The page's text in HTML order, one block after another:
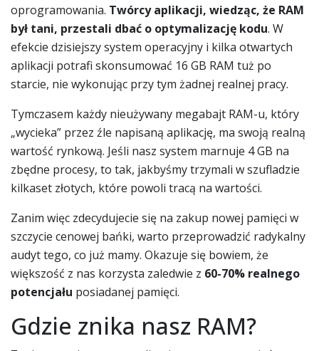
oprogramowania. Twórcy aplikacji, wiedząc, że RAM
był tani, przestali dbać o optymalizację kodu. W
efekcie dzisiejszy system operacyjny i kilka otwartych
aplikacji potrafi skonsumować 16 GB RAM tuż po
starcie, nie wykonując przy tym żadnej realnej pracy.
Tymczasem każdy nieużywany megabajt RAM-u, który
„wycieka” przez źle napisaną aplikację, ma swoją realną
wartość rynkową. Jeśli nasz system marnuje 4 GB na
zbędne procesy, to tak, jakbyśmy trzymali w szufladzie
kilkaset złotych, które powoli tracą na wartości.
Zanim więc zdecydujecie się na zakup nowej pamięci w
szczycie cenowej bańki, warto przeprowadzić radykalny
audyt tego, co już mamy. Okazuje się bowiem, że
większość z nas korzysta zaledwie z 60-70% realnego
potencjału posiadanej pamięci.
Gdzie znika nasz RAM?